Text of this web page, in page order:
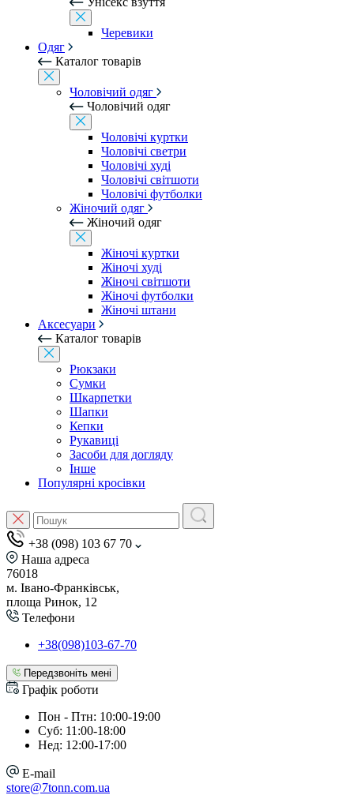
Черевики
Одяг
Каталог товарів
Чоловічий одяг
Чоловічий одяг
Чоловічі куртки
Чоловічі светри
Чоловічі худі
Чоловічі світшоти
Чоловічі футболки
Жіночий одяг
Жіночий одяг
Жіночі куртки
Жіночі худі
Жіночі світшоти
Жіночі футболки
Жіночі штани
Аксесуари
Каталог товарів
Рюкзаки
Сумки
Шкарпетки
Шапки
Кепки
Рукавиці
Засоби для догляду
Інше
Популярні кросівки
+38 (098) 103 67 70
Наша адреса
76018
м. Івано-Франківськ,
площа Ринок, 12
Телефони
+38(098)103-67-70
Передзвоніть мені
Графік роботи
Пон - Птн: 10:00-19:00
Суб: 11:00-18:00
Нед: 12:00-17:00
E-mail
store@7tonn.com.ua